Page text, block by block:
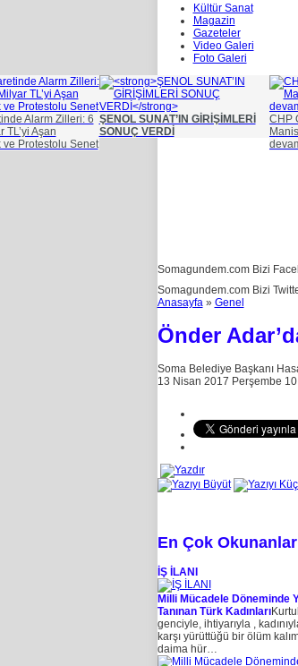
Kültür Sanat
Magazin
Gazeteler
Video Galeri
Foto Galeri
Alarm Zilleri: 6
TL’yi Aşan
ve Protestolu Senet
ŞENOL SUNAT’IN GİRİŞİMLERİ
SONUÇ VERDİ
CHP
Somagundem.com Bizi
Somagundem.com Bizi
Anasayfa» Genel
Önder
Soma Belediye Başkanı
13 Nisan 2017 Perşembe
En Çok Okunanlar
İŞ İLANI
Milli Mücadele Döneminde
Tanınan Türk Kadınları
genciyle, ihtiyarıyla ,
karşı yürüttüğü bir ölüm
daima hür…